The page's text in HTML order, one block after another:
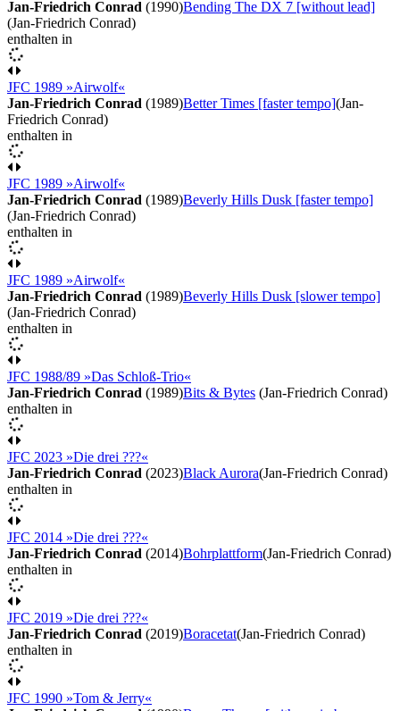
Jan-Friedrich Conrad (1990)Bending The DX 7 [without lead]
(Jan-Friedrich Conrad)
enthalten in
JFC 1989 »Airwolf«
Jan-Friedrich Conrad (1989)Better Times [faster tempo](Jan-
Friedrich Conrad)
enthalten in
JFC 1989 »Airwolf«
Jan-Friedrich Conrad (1989)Beverly Hills Dusk [faster tempo]
(Jan-Friedrich Conrad)
enthalten in
JFC 1989 »Airwolf«
Jan-Friedrich Conrad (1989)Beverly Hills Dusk [slower tempo]
(Jan-Friedrich Conrad)
enthalten in
JFC 1988/89 »Das Schloß-Trio«
Jan-Friedrich Conrad (1989)Bits & Bytes (Jan-Friedrich Conrad)
enthalten in
JFC 2023 »Die drei ???«
Jan-Friedrich Conrad (2023)Black Aurora(Jan-Friedrich Conrad)
enthalten in
JFC 2014 »Die drei ???«
Jan-Friedrich Conrad (2014)Bohrplattform(Jan-Friedrich Conrad)
enthalten in
JFC 2019 »Die drei ???«
Jan-Friedrich Conrad (2019)Boracetat(Jan-Friedrich Conrad)
enthalten in
JFC 1990 »Tom & Jerry«